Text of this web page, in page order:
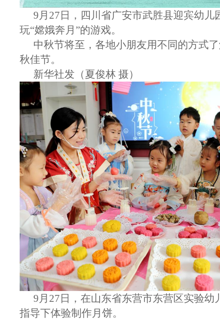
9月27日，四川省广安市武胜县迎宾幼儿
玩“嫦娥奔月”的游戏。
中秋节将至，各地小朋友用不同的方式
秋佳节。
新华社发（夏俊林 摄）
9月27日，在山东省东营市东营区实验幼
指导下体验制作月饼。